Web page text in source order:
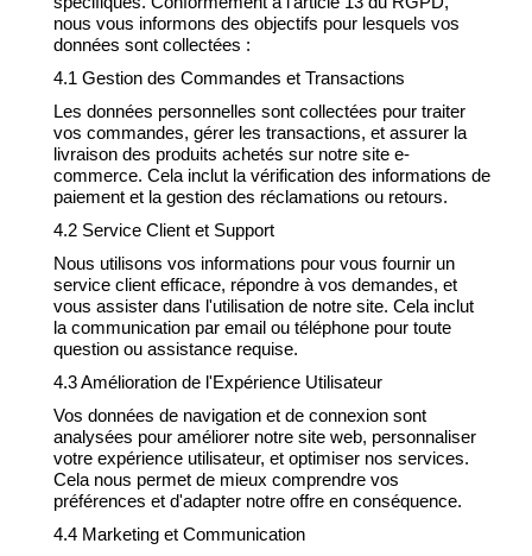
nous vous informons des objectifs pour lesquels vos
données sont collectées :
4.1 Gestion des Commandes et Transactions
Les données personnelles sont collectées pour traiter
vos commandes, gérer les transactions, et assurer la
livraison des produits achetés sur notre site e-
commerce. Cela inclut la vérification des informations de
paiement et la gestion des réclamations ou retours.
4.2 Service Client et Support
Nous utilisons vos informations pour vous fournir un
service client efficace, répondre à vos demandes, et
vous assister dans l'utilisation de notre site. Cela inclut
la communication par email ou téléphone pour toute
question ou assistance requise.
4.3 Amélioration de l'Expérience Utilisateur
Vos données de navigation et de connexion sont
analysées pour améliorer notre site web, personnaliser
votre expérience utilisateur, et optimiser nos services.
Cela nous permet de mieux comprendre vos
préférences et d'adapter notre offre en conséquence.
4.4 Marketing et Communication